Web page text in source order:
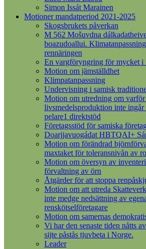
Simon Issát Marainen
Motioner mandatperiod 2021-2025
Skogsbrukets påverkan
M 562 Mošuvdna
boazudoallui.
rennäringen
En vargföryngring för mycket i
Motion om jämställdhet
Klimpatanpassning
Undervisning i samisk
Motion om utredning om varför
livsmedelsproduktion inte
pelare1 direktstöd
Företagsstöd för samiska
Doarjjavuogádat HBTQAI+
Motion om förändrad
maxtaket för toleransnivån av
Motion om översyn av
förvaltning av örn
Åtgärder för att stoppa
Motion om att utreda
inte medge nedsättning av
renskötselföretagare
Motion om samernas
Vi har den senaste tiden nåtts
sijte påstås tjuvbeta i Norge.
Leader